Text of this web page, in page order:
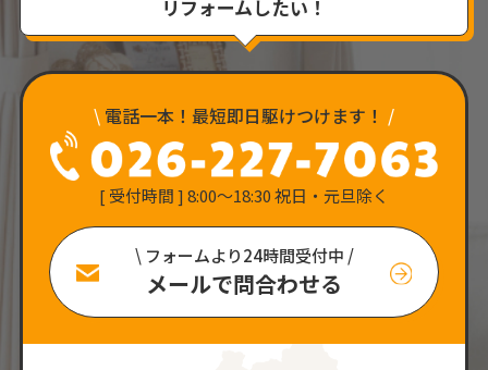
リフォームしたい！
\ 電話一本！最短即日駆けつけます！ /
[ 受付時間 ] 8:00〜18:30 祝日・元旦除く
\ フォームより24時間受付中 /
メールで問合わせる